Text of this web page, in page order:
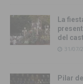
La
del
31/07/
Pilar